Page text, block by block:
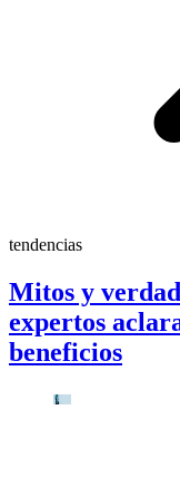
tendencias
Mitos y
expertos
beneficios